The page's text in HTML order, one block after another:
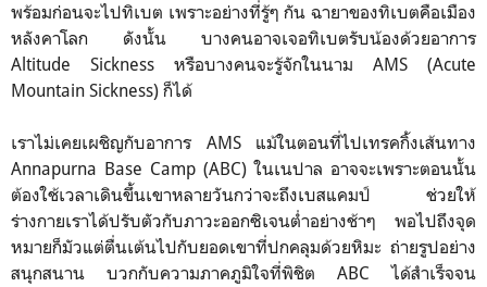
พร้อมก่อนจะไปทิเบต เพราะอย่างที่รู้ๆ กัน ฉายาของทิเบตคือเมือง
หลังคาโลก ดังนั้น บางคนอาจเจอทิเบตรับน้องด้วยอาการ
Altitude Sickness หรือบางคนจะรู้จักในนาม AMS (Acute
Mountain Sickness) ก็ได้
เราไม่เคยเผชิญกับอาการ AMS แม้ในตอนที่ไปเทรคกิ้งเส้นทาง
Annapurna Base Camp (ABC) ในเนปาล อาจจะเพราะตอนนั้น
ต้องใช้เวลาเดินขึ้นเขาหลายวันกว่าจะถึงเบสแคมป์ ช่วยให้
ร่างกายเราได้ปรับตัวกับภาวะออกซิเจนต่ำอย่างช้าๆ พอไปถึงจุด
หมายก็มัวแต่ตื่นเต้นไปกับยอดเขาที่ปกคลุมด้วยหิมะ ถ่ายรูปอย่าง
สนุกสนาน บวกกับความภาคภูมิใจที่พิชิต ABC ได้สำเร็จจน